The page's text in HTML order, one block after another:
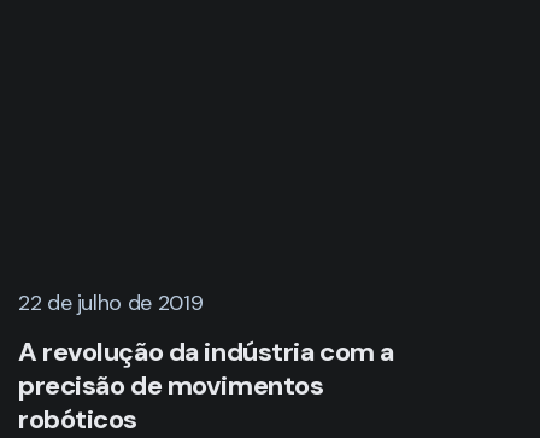
22 de julho de 2019
A revolução da indústria com a
precisão de movimentos
robóticos